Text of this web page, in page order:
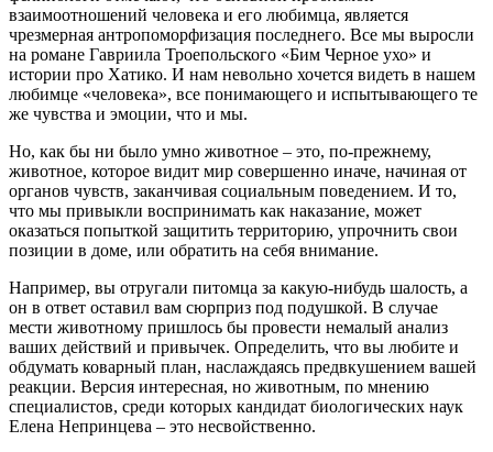
взаимоотношений человека и его любимца, является
чрезмерная антропоморфизация последнего. Все мы выросли
на романе Гавриила Троепольского «Бим Черное ухо» и
истории про Хатико. И нам невольно хочется видеть в нашем
любимце «человека», все понимающего и испытывающего те
же чувства и эмоции, что и мы.
Но, как бы ни было умно животное – это, по-прежнему,
животное, которое видит мир совершенно иначе, начиная от
органов чувств, заканчивая социальным поведением. И то,
что мы привыкли воспринимать как наказание, может
оказаться попыткой защитить территорию, упрочнить свои
позиции в доме, или обратить на себя внимание.
Например, вы отругали питомца за какую-нибудь шалость, а
он в ответ оставил вам сюрприз под подушкой. В случае
мести животному пришлось бы провести немалый анализ
ваших действий и привычек. Определить, что вы любите и
обдумать коварный план, наслаждаясь предвкушением вашей
реакции. Версия интересная, но животным, по мнению
специалистов, среди которых кандидат биологических наук
Елена Непринцева – это несвойственно.